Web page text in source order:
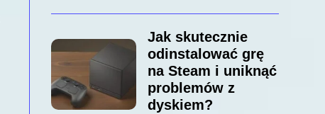
Jak skutecznie
odinstalować grę
na Steam i uniknąć
problemów z
dyskiem?